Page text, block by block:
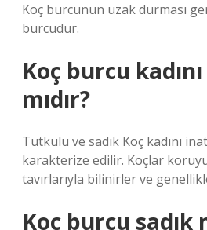
Koç burcunun uzak durması
burcudur.
Koç burcu
mıdır?
Tutkulu ve sadık Koç kadını
karakterize edilir. Koçlar
tavırlarıyla bilinirler ve
Koç burcu sadık